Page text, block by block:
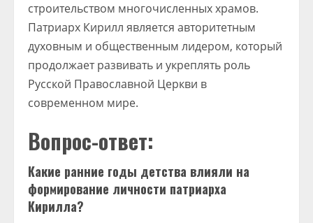
строительством многочисленных храмов.
Патриарх Кирилл является авторитетным
духовным и общественным лидером, который
продолжает развивать и укреплять роль
Русской Православной Церкви в
современном мире.
Вопрос-ответ:
Какие ранние годы детства влияли на
формирование личности патриарха
Кирилла?